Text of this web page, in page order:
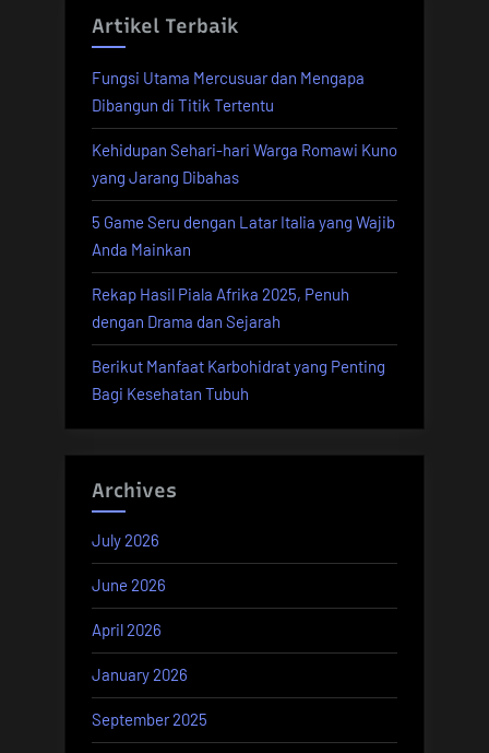
Artikel Terbaik
Fungsi Utama Mercusuar dan Mengapa
Dibangun di Titik Tertentu
Kehidupan Sehari-hari Warga Romawi Kuno
yang Jarang Dibahas
5 Game Seru dengan Latar Italia yang Wajib
Anda Mainkan
Rekap Hasil Piala Afrika 2025, Penuh
dengan Drama dan Sejarah
Berikut Manfaat Karbohidrat yang Penting
Bagi Kesehatan Tubuh
Archives
July 2026
June 2026
April 2026
January 2026
September 2025